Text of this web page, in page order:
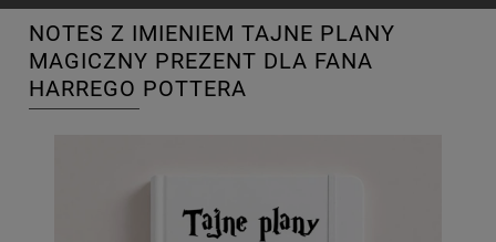
NOTES Z IMIENIEM TAJNE PLANY
MAGICZNY PREZENT DLA FANA
HARREGO POTTERA